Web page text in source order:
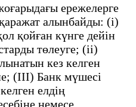
ережелерге
алынбайды: (i)
қойған күнге дейін
төлеуге; (ii)
кез келген
(III) Банк мүшесі
елдің
немесе